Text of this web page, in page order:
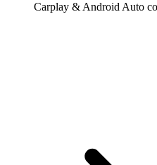
Carplay & Android Auto